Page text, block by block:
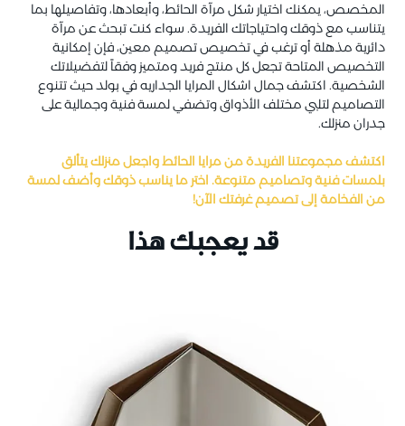
المخصص، يمكنك اختيار شكل مرآة الحائط، وأبعادها، وتفاصيلها بما
يتناسب مع ذوقك واحتياجاتك الفريدة. سواء كنت تبحث عن مرآة
دائرية مذهلة أو ترغب في تخصيص تصميم معين، فإن إمكانية
التخصيص المتاحة تجعل كل منتج فريد ومتميز وفقاً لتفضيلاتك
الشخصية. اكتشف جمال اشكال المرايا الجداريه في بولد حيث تتنوع
التصاميم لتلبي مختلف الأذواق وتضفي لمسة فنية وجمالية على
جدران منزلك.
اكتشف مجموعتنا الفريدة من مرايا الحائط واجعل منزلك يتألق
بلمسات فنية وتصاميم متنوعة. اختر ما يناسب ذوقك وأضف لمسة
من الفخامة إلى تصميم غرفتك الآن!
قد يعجبك هذا